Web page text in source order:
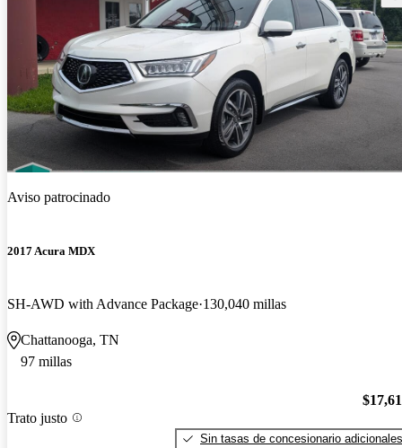
Aviso patrocinado
2017 Acura MDX
SH-AWD with Advance Package 130,040 millas
Chattanooga, TN
97 millas
Trato justo
Sin tasas de concesionario adicionales